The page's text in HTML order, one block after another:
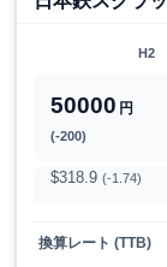
H2
50000 円
(-200)
$318.9 (-1.74)
換算レート (TTB)